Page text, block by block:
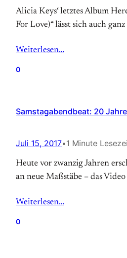
Alicia Keys‘ letztes Album
For Love)“ lässt sich auch
Weiterlesen…
0
Samstagabendbeat: 20
Juli 15, 2017•1 Minute
Heute vor zwanzig Jahren
an neue Maßstäbe – das
Weiterlesen…
0